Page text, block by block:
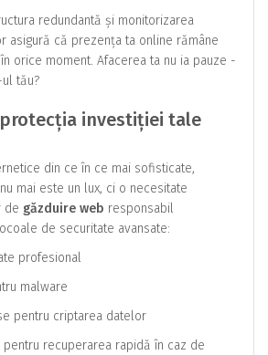
redundantă și monitorizarea
asigură că prezența ta online rămâne
orice moment. Afacerea ta nu ia pauze -
tău?
investiției tale
din ce în ce mai sofisticate,
mai este un lux, ci o necesitate
de găzduire web responsabil
de securitate avansate:
profesional
malware
pentru criptarea datelor
pentru recuperarea rapidă în caz de